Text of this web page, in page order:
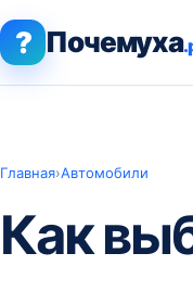
? Почемуха
Главная›Автомобили
Как